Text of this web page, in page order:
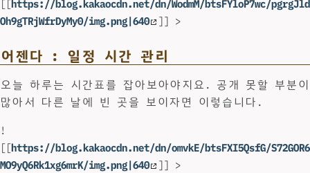
[[https://blog.kakaocdn.net/dn/WodmM/btsFYloP7wc/pgrgJld
Oh9gTRjWfrDyMy0/img.png|640
]] >
어젠다 : 일정 시간 관리
오늘 하루는 시간표를 잡아보아야지요. 공개 못할 부분이
많아서 다른 날에 빈 곳을 보이자면 이렇습니다.
!
[[https://blog.kakaocdn.net/dn/omvkE/btsFXI5QsfG/S72GOR6
MO9yQ6Rk1xg6mrK/img.png|640
]] >